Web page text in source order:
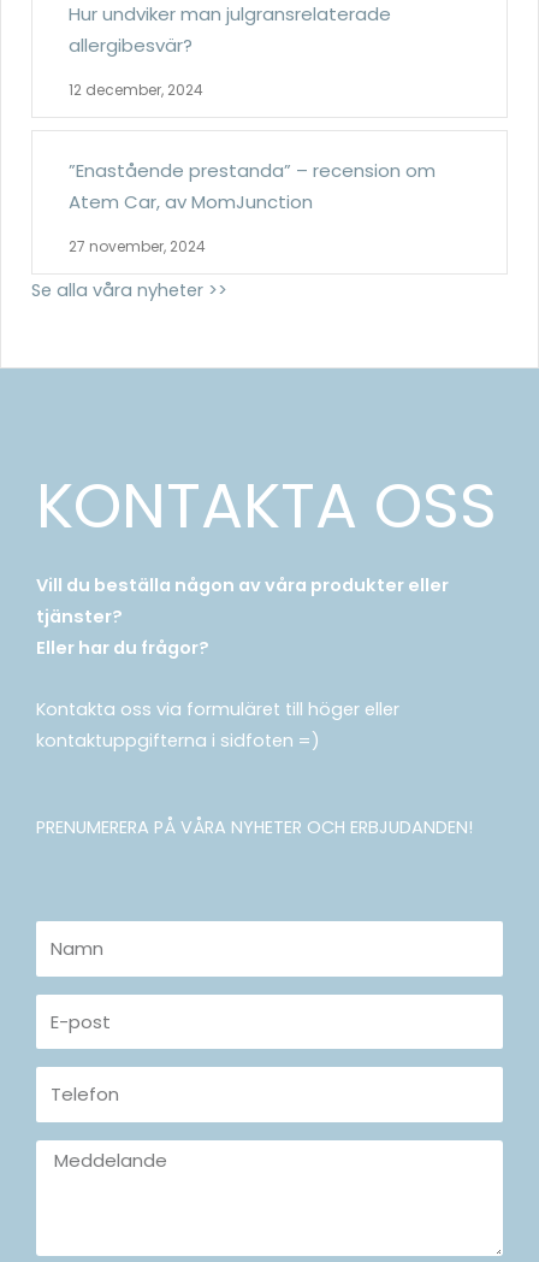
Hur undviker man julgransrelaterade
allergibesvär?
12 december, 2024
”Enastående prestanda” – recension om
Atem Car, av MomJunction
27 november, 2024
Se alla våra nyheter >>
KONTAKTA OSS
Vill du beställa någon av våra produkter eller
tjänster?
Eller har du frågor?
Kontakta oss via formuläret till höger eller
kontaktuppgifterna i sidfoten =)
PRENUMERERA PÅ VÅRA NYHETER OCH ERBJUDANDEN!
post
Telefon
Meddelande